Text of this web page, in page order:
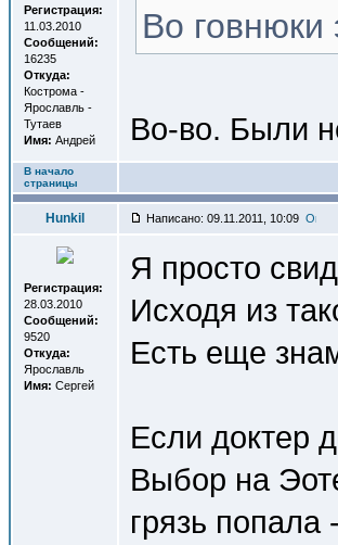
Регистрация:
11.03.2010
Сообщений:
16235
Откуда:
Кострома -
Ярославль -
Тутаев
Имя: Андрей
Во говнюки
Во-во. Были
В начало
страницы
Hunkil Написано: 09.11.2011, 10:09
Регистрация:
28.03.2010
Сообщений:
9520
Откуда:
Ярославль
Имя: Сергей
Я просто
Исходя из
Есть еще
Если доктер
Выбор на
грязь